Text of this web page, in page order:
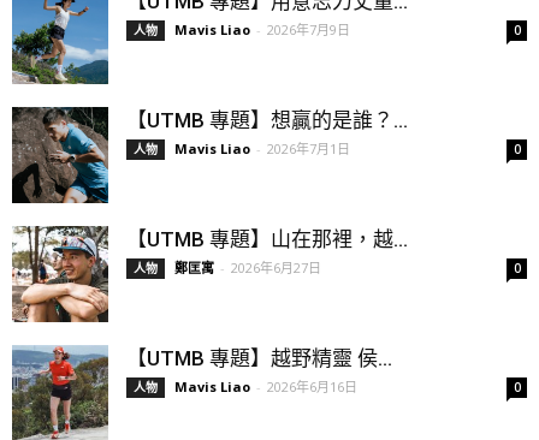
人物 Mavis Liao - 2026年7月9日 0
【UTMB 專題】想贏的是誰？...
人物 Mavis Liao - 2026年7月1日 0
【UTMB 專題】山在那裡，越...
人物 鄭匡寓 - 2026年6月27日 0
【UTMB 專題】越野精靈 侯...
人物 Mavis Liao - 2026年6月16日 0